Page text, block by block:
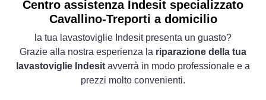
Centro assistenza Indesit specializzato
Cavallino-Treporti a domicilio
la tua lavastoviglie Indesit presenta un guasto?
Grazie alla nostra esperienza la riparazione della tua
lavastoviglie Indesit avverrà in modo professionale e a
prezzi molto convenienti.